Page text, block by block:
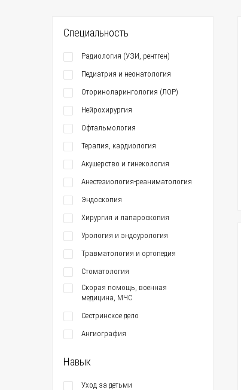
Специальность
Радиология (УЗИ, рентген)
Педиатрия и неонатология
Оториноларингология (ЛОР)
Нейрохирургия
Офтальмология
Терапия, кардиология
Акушерство и гинекология
Анестезиология-реаниматология
Эндоскопия
Хирургия и лапароскопия
Урология и эндоурология
Травматология и ортопедия
Стоматология
Скорая помощь, военная
медицина, МЧС
Сестринское дело
Ангиография
Навык
Уход за детьми